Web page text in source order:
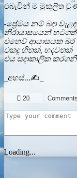
එබැවින් ම මුකුලිත
-ප්‍රේමය නම් බදා
නිරායාසයෙන්
එහෙව් ආයාසයක බර
එකදු හිතක්, හදවතක්
එය සදාකාලික
_අහස්...✍️_
 20
Loading...